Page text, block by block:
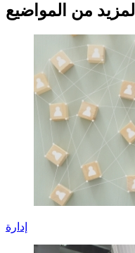
المزيد من المواضيع
إدارة